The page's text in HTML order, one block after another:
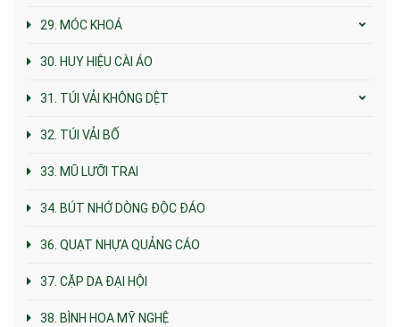
29. MÓC KHOÁ
30. HUY HIỆU CÀI ÁO
31. TÚI VẢI KHÔNG DỆT
32. TÚI VẢI BỐ
33. MŨ LƯỠI TRAI
34. BÚT NHỚ DÒNG ĐỘC ĐÁO
36. QUẠT NHỰA QUẢNG CÁO
37. CẶP DA ĐẠI HỘI
38. BÌNH HOA MỸ NGHỆ